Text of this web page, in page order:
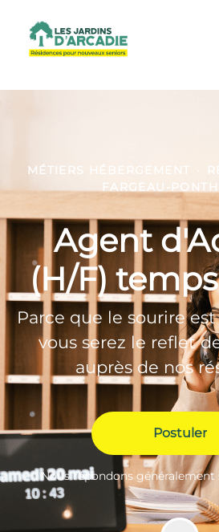
MÉTIERS HÉBERGEMENT ·
FARGEAU-
Agent
(H/F)
Parce que le sourire
vous serez le reflet
auprès de nos
Postuler
Nous répondons généralement